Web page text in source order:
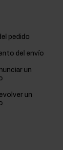
pedido
del envío
un
un